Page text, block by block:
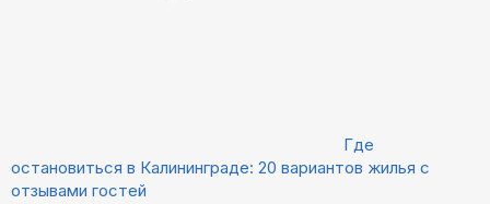
Где
остановиться в Калининграде: 20 вариантов жилья с
отзывами гостей